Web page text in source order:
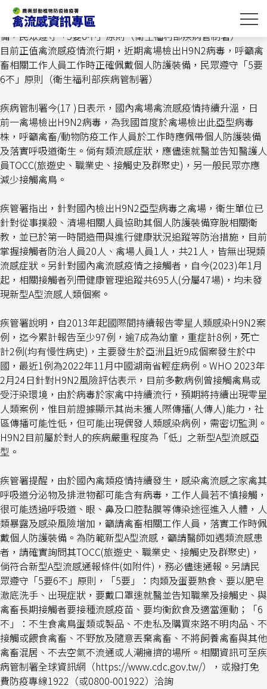
主
要
內
容
塊
首頁>最新消息> 目前正值禽流感疫情流行期，近期禽場檢出
H9N2病毒，呼籲禽畜相關工作人員工作時正確佩戴個人防護裝
備，民眾遵守「5要6不」原則（衛生福利部疾病管制署）
目前正值禽流感疫情流行期，近期禽場檢出H9N2病毒，呼籲禽
畜相關工作人員工作時正確佩戴個人防護裝備，民眾遵守「5要
6不」原則（衛生福利部疾病管制署）
疾病管制署今(17 )日表示，國內禽場禽流感疫情持續升溫，日
前一禽場檢出H9N2病毒，為我國首度於禽場檢出此亞型病毒
株，呼籲禽畜/動物防疫工作人員於工作時應佩帶個人防護裝備
及落實呼吸道衛生。倘有類流感症狀，應儘速就醫並告知醫護人
員TOCC(旅遊史、職業史、接觸史及群聚史)，另一般民眾亦應
減少接觸禽鳥。
疾管署指出，針對國內檢出H9N2亞型病毒之禽場，衛生單位已
針對從事撲殺、清場相關人員協助其個人防護裝備穿脫相關衛
教，並已於第一時間造冊與進行健康狀況追蹤等防治措施，目前
掌握接觸者防治人員20人、禽場人員1人，共21人，皆無出現類
流感症狀。另針對國內禽流感疫情之接觸者，自今(2023)年1月
起，相關接觸者列冊健康管理追蹤共695人(分屬47場)，均未發
現新型A型流感人類個案。
疾管署說明，自2013年起國際間持續報告零星人類感染H9N2案
例，迄今累計報告至少97例，逾7成為幼童，重症計8例，死亡
計2例(均有慢性病史)，主要發生於亞洲且近9成個案發生於中
國，最近1例為2022年11月中國湖南省輕症病例。WHO 2023年
2月24日針對H9N2風險評估表示，目前多數病例曾接觸禽鳥或
受汙染環境，由於病毒於家禽中持續流行，預期將持續出現零星
人類案例，惟目前證據顯示其尚未獲人際傳播(人傳人)能力，社
區傳播可能性低，但可能出現偶發人類感染病例，需密切監測。
H9N2目前屬於對人的疾病嚴重程度為「低」之新型A型流感亞
型。
疾管署提醒，由於國內禽類疫情持續發生，感染禽流感之家禽其
呼吸道分泌物及排泄物都可能含有病毒，工作人員若不慎接觸，
很可能透過呼吸道、眼、鼻及口腔黏膜等傳染途徑進入人體，人
類暴露及感染風險增加，籲請禽畜相關工作人員，落實工作時佩
戴個人防護裝備。為防範新型A型流感，籲請醫師如遇類流感患
者，請確實詢問其TOCC(旅遊史、職業史、接觸史及群聚史)，
倘符合新型A型流感通報條件(如附件)，務必儘速通報。另請民
眾遵守「5要6不」原則，「5要」：肉類及蛋要熟食、要以肥皂
澈底洗手、出現症狀，要戴口罩速就醫並告知職業及接觸史、與
禽畜長期接觸者要接種流感疫苗、要均衡飲食及適當運動；「6
不」：不生食禽鳥蛋類或製品、不走私及購買來路不明肉品、不
接觸或餵食禽畜、不野放及隨意丟棄禽畜、不將飼養禽畜與其他
禽畜混居、不去空氣不流通或人潮擁擠的場所。相關資訊可至疾
病管制署全球資訊網（https://www.cdc.gov.tw/），或撥打免
費防疫專線1922（或0800-001922）洽詢